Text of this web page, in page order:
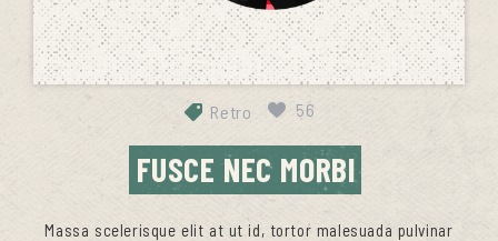
Retro 56
FUSCE NEC MORBI
Massa scelerisque elit at ut id, tortor malesuada pulvinar